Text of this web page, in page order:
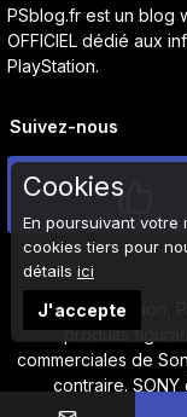
PSblog.fr est un blog
OFFICIEL dédié aux
PlayStation.
Suivez-nous
Sony, PlayStation,
produits
commerciales de
contraire.
Cookies
En poursuivant
cookies tiers pour
détails ici
J'accepte